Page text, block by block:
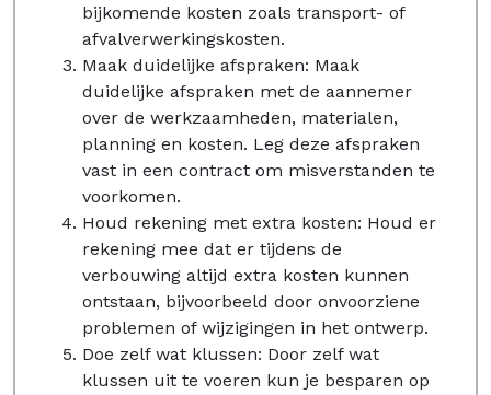
bijkomende kosten zoals transport- of
afvalverwerkingskosten.
Maak duidelijke afspraken: Maak
duidelijke afspraken met de aannemer
over de werkzaamheden, materialen,
planning en kosten. Leg deze afspraken
vast in een contract om misverstanden te
voorkomen.
Houd rekening met extra kosten: Houd er
rekening mee dat er tijdens de
verbouwing altijd extra kosten kunnen
ontstaan, bijvoorbeeld door onvoorziene
problemen of wijzigingen in het ontwerp.
Doe zelf wat klussen: Door zelf wat
klussen uit te voeren kun je besparen op